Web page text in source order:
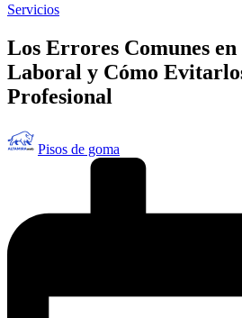
Publicado
Servicios
Los Errores Comunes
Laboral y Cómo
Profesional
Publicado
por
Pisos de goma